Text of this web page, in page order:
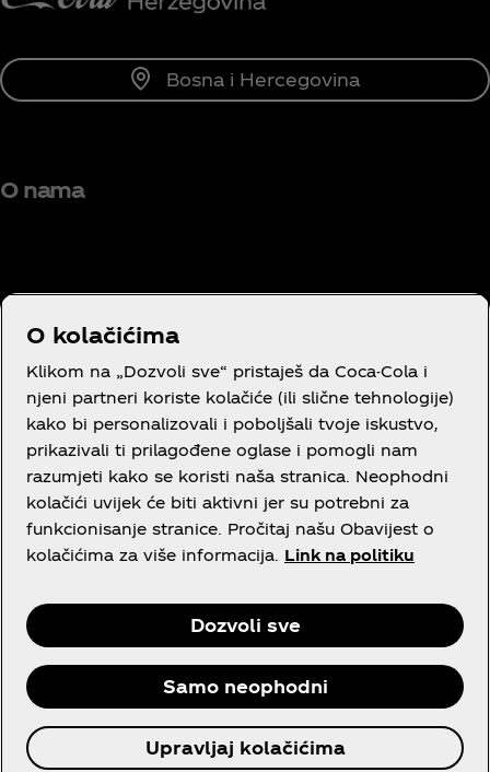
Bosna i Hercegovina
O nama
Trebaš pomoć?
Pravni tekst
© 2026 The Coca‑Cola Company,Sva prava
zadržana
O kolačićima
Klikom na „Dozvoli sve“ pristaješ da Coca-Cola i
njeni partneri koriste kolačiće (ili slične tehnologije)
kako bi personalizovali i poboljšali tvoje iskustvo,
prikazivali ti prilagođene oglase i pomogli nam
razumjeti kako se koristi naša stranica. Neophodni
kolačići uvijek će biti aktivni jer su potrebni za
funkcionisanje stranice. Pročitaj našu Obavijest o
kolačićima za više informacija. Link na politiku
Dozvoli sve
Samo neophodni
Upravljaj kolačićima